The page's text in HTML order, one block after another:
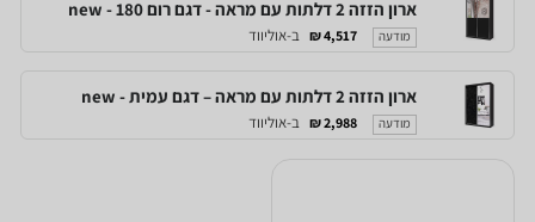
ארון הזזה 2 דלתות עם מראה - דגם רום 180 - new
מודעה 4,517 ₪ ב-אוליווד
ארון הזזה 2 דלתות עם מראה – דגם עמית - new
מודעה 2,988 ₪ ב-אוליווד